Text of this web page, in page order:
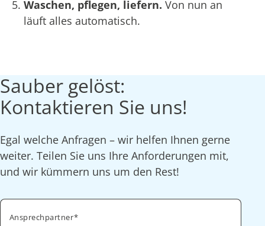
Waschen, pflegen, liefern. Von nun an
läuft alles automatisch.
Sauber gelöst:
Kontaktieren Sie uns!
Egal welche Anfragen – wir helfen Ihnen gerne
weiter. Teilen Sie uns Ihre Anforderungen mit,
und wir kümmern uns um den Rest!
Ansprechpartner